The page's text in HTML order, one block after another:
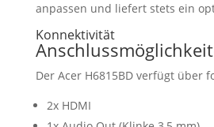
anpassen und liefert stets ein
Konnektivität
Der Acer H6815BD verfügt über
2x HDMI